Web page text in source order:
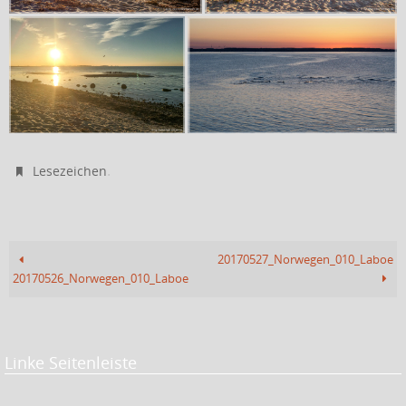
Lesezeichen.
20170526_Norwegen_010_Laboe
20170527_Norwegen_010_Laboe
Linke Seitenleiste